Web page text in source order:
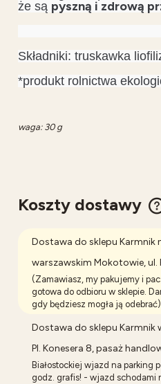
że są pyszną i zdrową
Składniki: truskawka
*produkt rolnictwa
waga: 30 g
Koszty dostawy
Cena nie zawiera
Dostawa do sklepu Karmnik
warszawskim Mokotowie, ul.
(Zamawiasz, my pakujemy i
gotowa do odbioru w sklepie.
gdy będziesz mogła ją odebrać)
Dostawa do sklepu Karmnik
Pl. Konesera 8, pasaż
Białostockiej wjazd na parking
godz. grafis! - wjazd schodami